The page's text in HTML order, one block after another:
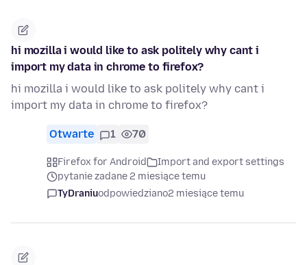
hi mozilla i would like to ask politely why cant i
import my data in chrome to firefox?
hi mozilla i would like to ask politely why cant i
import my data in chrome to firefox?
Otwarte 1 70
Firefox for Android
Import and export settings
pytanie zadane 2 miesiące temu
TyDraniuodpowiedziano2 miesiące temu